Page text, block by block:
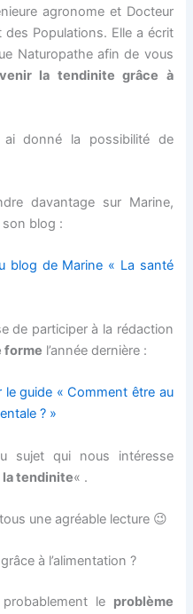
agronome et Docteur
Populations. Elle a écrit
Naturopathe afin de vous
la tendinite grâce à
donné la possibilité de
davantage sur Marine,
son blog :
blog de Marine « La santé
de participer à la rédaction
forme l’année dernière :
guide « Comment être au
? »
sujet qui nous intéresse
la tendinite« .
une agréable lecture 😉
à l’alimentation ?
le problème